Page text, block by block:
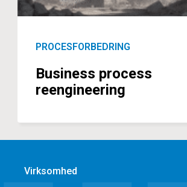
PROCESFORBEDRING
Business process
reengineering
Virksomhed